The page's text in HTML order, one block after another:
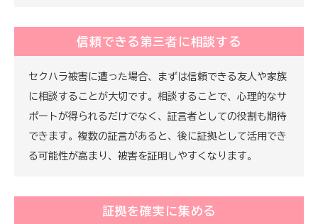
信頼できる第三者に相談する
セクハラ被害に遭った場合、まずは信頼できる友人や家族
に相談することが大切です。相談することで、心理的なサ
ポートが得られるだけでなく、証言者としての役割も期待
できます。複数の証言があると、後に証拠として活用でき
る可能性が高まり、被害を証明しやすくなります。
証拠を確実に集める